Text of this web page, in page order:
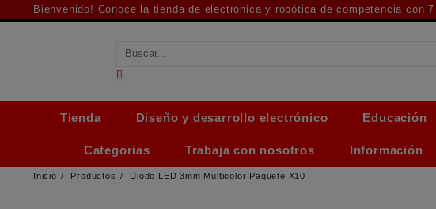
al
Bienvenido! Conoce la tienda de electrónica y robótica de competencia con
Tienda Diseño y desarrollo electrónico Educación
Categorias Trabaja con nosotros Información
Inicio Productos Diodo LED 3mm Multicolor Paquete X10